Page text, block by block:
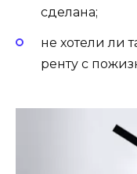
сделана;
не хотели ли
ренту с